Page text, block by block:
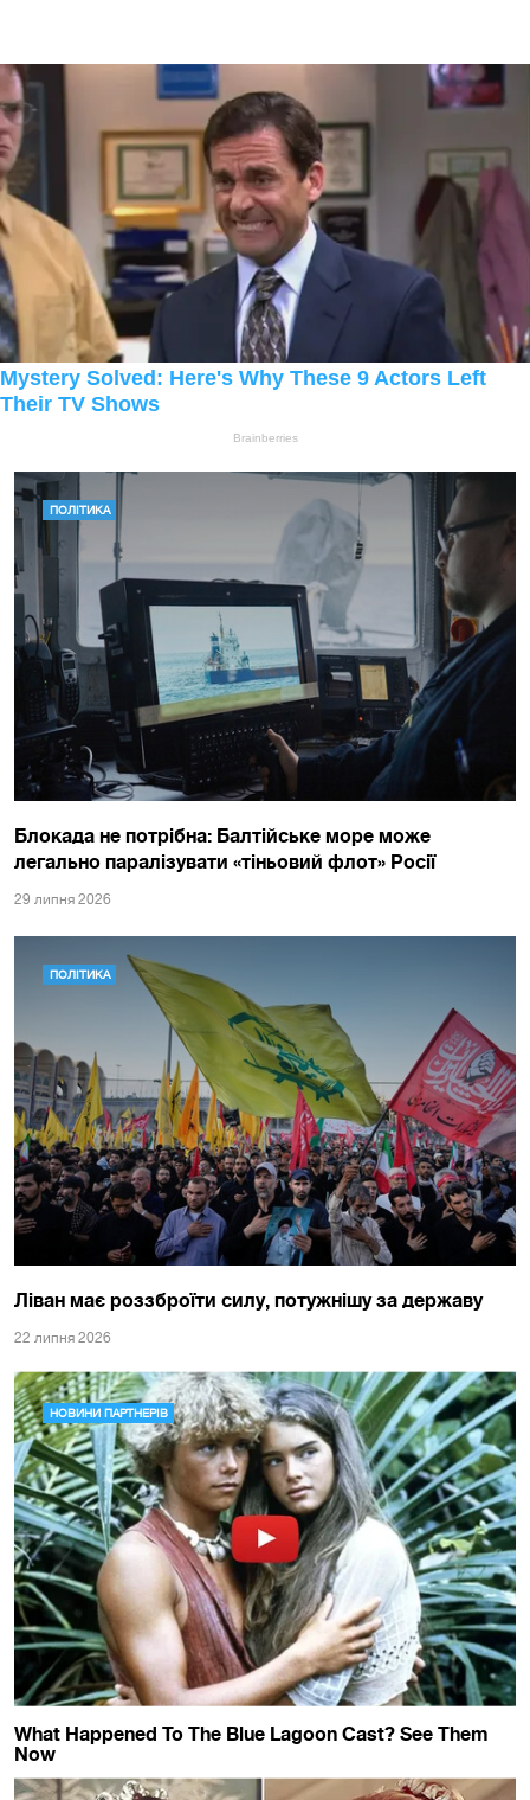
ПОЛІТИКА
Блокада не потрібна: Балтійське море може
легально паралізувати «тіньовий флот» Росії
29 липня 2026
ПОЛІТИКА
Ліван має роззброїти силу, потужнішу за державу
22 липня 2026